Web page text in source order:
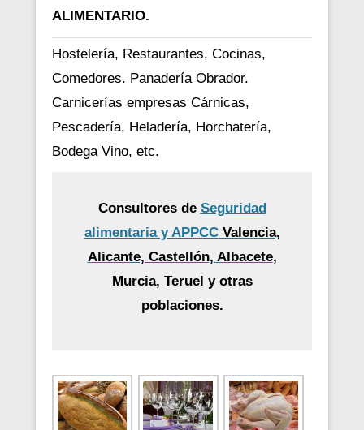
ALIMENTARIO.
Hostelería, Restaurantes, Cocinas,
Comedores. Panadería Obrador.
Carnicerías empresas Cárnicas,
Pescadería, Heladería, Horchatería,
Bodega Vino, etc.
Consultores de Seguridad
alimentaria y APPCCValencia,
Alicante, Castellón, Albacete,
Murcia, Teruel y otras
poblaciones.